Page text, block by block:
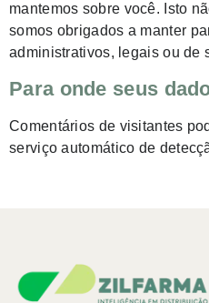
mantemos sobre você. Isto
somos obrigados a manter
administrativos, legais ou de
Para onde seus
Comentários de visitantes
serviço automático de